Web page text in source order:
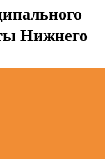
Нижнего